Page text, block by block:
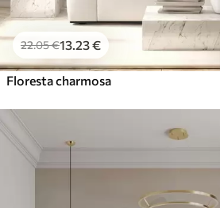
22.05€13 .23€
Floresta charmosa